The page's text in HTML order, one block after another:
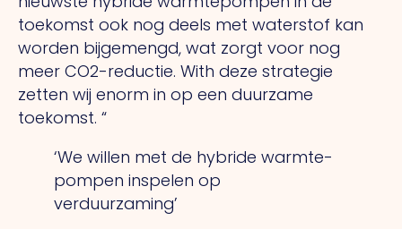
toekomst ook nog deels met waterstof kan
worden bijgemengd, wat zorgt voor nog
meer CO2-reductie. With deze strategie
zetten wij enorm in op een duurzame
toekomst. “
‘We willen met de hybride warmte-
pompen inspelen op
verduurzaming’